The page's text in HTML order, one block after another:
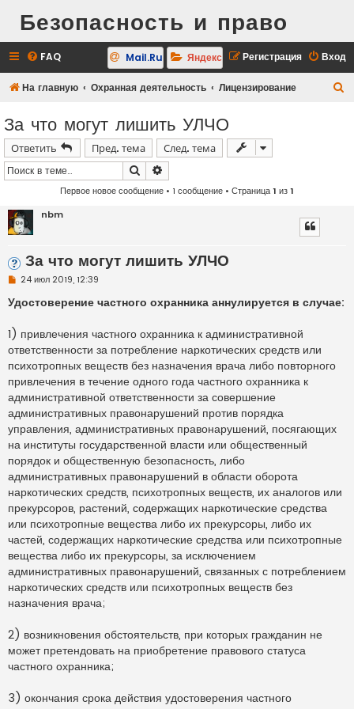
Безопасность и право
FAQ Вход
Регистрация
Mail.Ru Яндекс
На главную Охранная деятельность Лицензирование
За что могут лишить УЛЧО
Ответить Пред. тема
След. тема
Поиск
Первое новое сообщение • 1 сообщение • Страница1 из1
nbm
За что могут лишить УЛЧО
Н
п
р
ч
и
т
н
н
е
с
о
о
б
е
н
и
е
24 июл 2019, 12:39
Удостоверение частного охранника аннулируется в случае:
1) привлечения частного охранника к административной
ответственности за потребление наркотических средств или
психотропных веществ без назначения врача либо повторного
привлечения в течение одного года частного охранника к
административной ответственности за совершение
административных правонарушений против порядка
управления, административных правонарушений, посягающих
на институты государственной власти или общественный
порядок и общественную безопасность, либо
административных правонарушений в области оборота
наркотических средств, психотропных веществ, их аналогов или
прекурсоров, растений, содержащих наркотические средства
или психотропные вещества либо их прекурсоры, либо их
частей, содержащих наркотические средства или психотропные
вещества либо их прекурсоры, за исключением
административных правонарушений, связанных с потреблением
наркотических средств или психотропных веществ без
назначения врача;
2) возникновения обстоятельств, при которых гражданин не
может претендовать на приобретение правового статуса
частного охранника;
3) окончания срока действия удостоверения частного